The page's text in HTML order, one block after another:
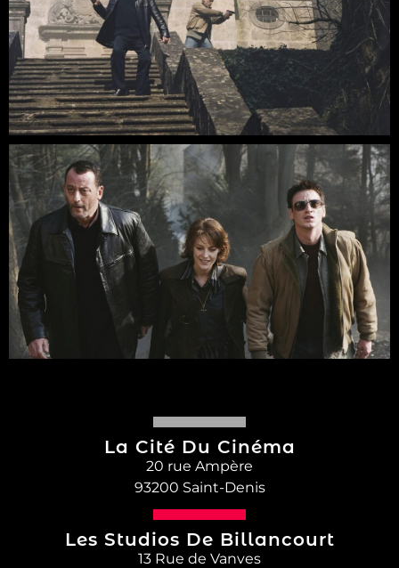
La Cité Du Cinéma
20 rue Ampère
93200 Saint-Denis
Les Studios De Billancourt
13 Rue de Vanves